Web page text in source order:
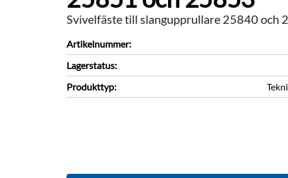
Svivelfäste till slangupprullare 25840 och
Artikelnummer:
Lagerstatus:
Produkttyp: